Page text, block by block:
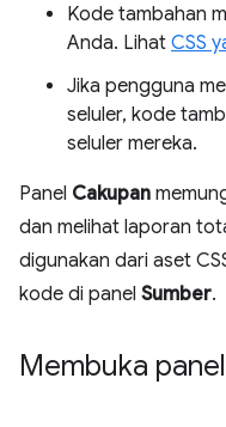
Kode tambahan
Anda. Lihat CSS
Jika pengguna
seluler, kode
seluler mereka.
Panel Cakupan
dan melihat laporan
digunakan dari aset
kode di panel Sumber.
Membuka